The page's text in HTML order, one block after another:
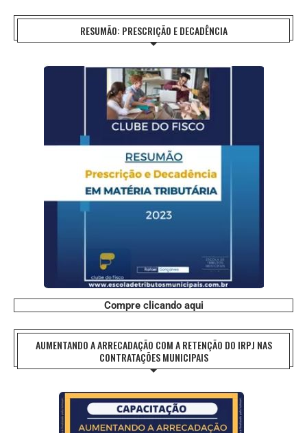
RESUMÃO: PRESCRIÇÃO E DECADÊNCIA
Compre clicando aqui
AUMENTANDO A ARRECADAÇÃO COM A RETENÇÃO DO IRPJ NAS
CONTRATAÇÕES MUNICIPAIS